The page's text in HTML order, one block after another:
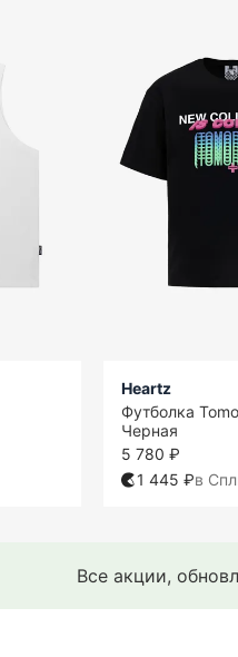
Heartz
Футболка
Черная
5 780 ₽
1 445 ₽в
Все акции,